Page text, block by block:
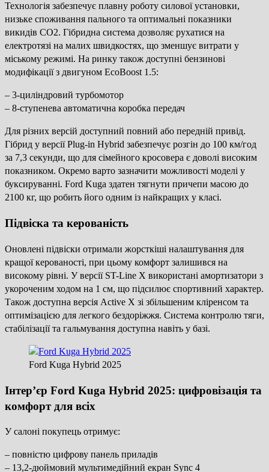
Технологія забезпечує плавну роботу силової установки,
низьке споживання пального та оптимальні показники
викидів CO2. Гібридна система дозволяє рухатися на
електротязі на малих швидкостях, що зменшує витрати у
міському режимі. На ринку також доступні бензинові
модифікації з двигуном EcoBoost 1.5:
– 3-циліндровий турбомотор
– 8-ступенева автоматична коробка передач
Для різних версій доступний повний або передній привід.
Гібрид у версії Plug-in Hybrid забезпечує розгін до 100 км/год
за 7,3 секунди, що для сімейного кросовера є доволі високим
показником. Окремо варто зазначити можливості моделі у
буксируванні. Ford Kuga здатен тягнути причепи масою до
2100 кг, що робить його одним із найкращих у класі.
Підвіска та керованість
Оновлені підвіски отримали жорсткіші налаштування для
кращої керованості, при цьому комфорт залишився на
високому рівні. У версії ST-Line X використані амортизатори з
укороченим ходом на 1 см, що підсилює спортивний характер.
Також доступна версія Active X зі збільшеним кліренсом та
оптимізацією для легкого бездоріжжя. Система контролю тяги,
стабілізації та гальмування доступна навіть у базі.
Ford Kuga Hybrid 2025
Інтер’єр Ford Kuga Hybrid 2025: цифровізація та
комфорт для всіх
У салоні покупець отримує:
– повністю цифрову панель приладів
– 13,2-дюймовий мультимедійний екран Sync 4